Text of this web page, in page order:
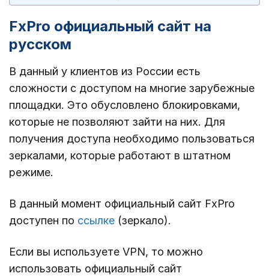
FxPro официальный сайт на
русском
В данный у клиентов из России есть
сложности с доступом на многие зарубежные
площадки. Это обусловлено блокировками,
которые не позволяют зайти на них. Для
получения доступа необходимо пользоваться
зеркалами, которые работают в штатном
режиме.
В данный момент официальный сайт FxPro
доступен по ссылке (зеркало).
Если вы используете VPN, то можно
использовать официальный сайт